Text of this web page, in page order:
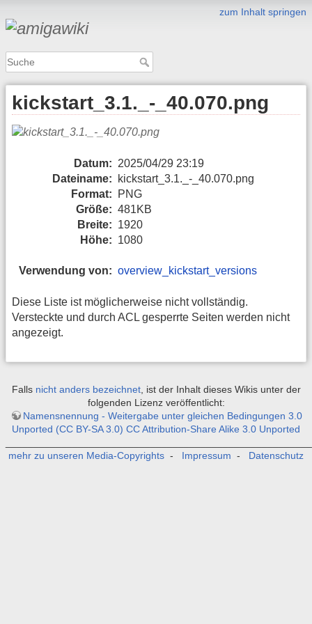
zum Inhalt springen
kickstart_3.1._-_40.070.png
Datum: 2025/04/29 23:19
Dateiname:
kickstart_3.1._-_40.070.png
Format:
PNG
Größe: 481KB
Breite: 1920
Höhe: 1080
Verwendung von: overview_kickstart_versions
Diese Liste ist möglicherweise nicht vollständig.
Versteckte und durch ACL gesperrte Seiten werden nicht
angezeigt.
Falls nicht anders bezeichnet, ist der Inhalt dieses Wikis unter der
folgenden Lizenz veröffentlicht:
Namensnennung - Weitergabe unter gleichen Bedingungen 3.0
Unported (CC BY-SA 3.0) CC Attribution-Share Alike 3.0 Unported
mehr zu unseren Media-Copyrights - Impressum - Datenschutz